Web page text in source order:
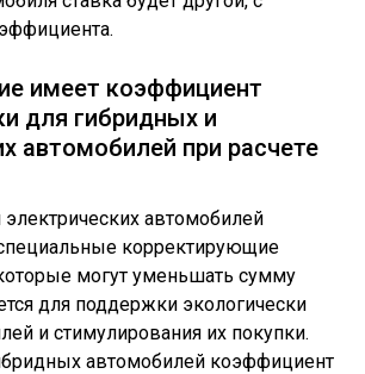
имеет коэффициент
для гибридных и
автомобилей при расчете
автомобилей
корректирующие
могут уменьшать сумму
для поддержки экологически
и стимулирования их покупки.
автомобилей коэффициент